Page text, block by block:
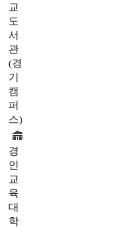
교
도
서
관
(경
기
캠
퍼
스)
경
인
교
육
대
학